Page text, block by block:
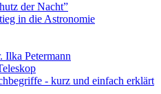
der Nacht”
in die Astronomie
Ilka Petermann
- kurz und einfach erklärt